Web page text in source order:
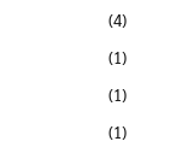
(4)
(1)
(1)
(1)